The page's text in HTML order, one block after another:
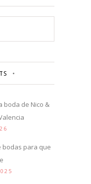
boda de Nico &
bodas para que